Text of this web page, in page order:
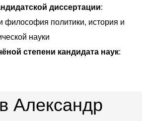
диссертации:
философия политики, история и
науки
степени кандидата наук:
Александр